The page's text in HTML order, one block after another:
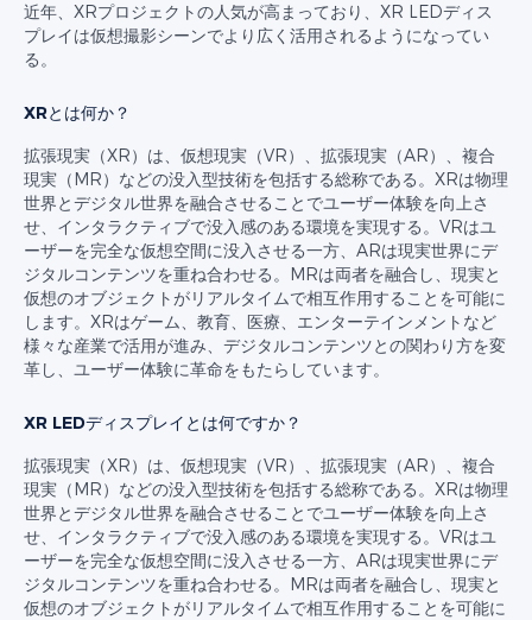
近年、XRプロジェクトの人気が高まっており、XR LEDディス
プレイは仮想撮影シーンでより広く活用されるようになってい
る。
XRとは何か？
拡張現実（XR）は、仮想現実（VR）、拡張現実（AR）、複合
現実（MR）などの没入型技術を包括する総称である。XRは物理
世界とデジタル世界を融合させることでユーザー体験を向上さ
せ、インタラクティブで没入感のある環境を実現する。VRはユ
ーザーを完全な仮想空間に没入させる一方、ARは現実世界にデ
ジタルコンテンツを重ね合わせる。MRは両者を融合し、現実と
仮想のオブジェクトがリアルタイムで相互作用することを可能に
します。XRはゲーム、教育、医療、エンターテインメントなど
様々な産業で活用が進み、デジタルコンテンツとの関わり方を変
革し、ユーザー体験に革命をもたらしています。
XR LEDディスプレイとは何ですか？
拡張現実（XR）は、仮想現実（VR）、拡張現実（AR）、複合
現実（MR）などの没入型技術を包括する総称である。XRは物理
世界とデジタル世界を融合させることでユーザー体験を向上さ
せ、インタラクティブで没入感のある環境を実現する。VRはユ
ーザーを完全な仮想空間に没入させる一方、ARは現実世界にデ
ジタルコンテンツを重ね合わせる。MRは両者を融合し、現実と
仮想のオブジェクトがリアルタイムで相互作用することを可能に